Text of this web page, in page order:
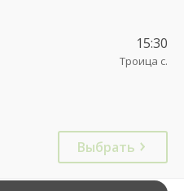
15:30
Троица с.
Выбрать